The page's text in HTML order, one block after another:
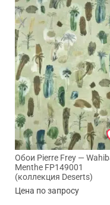
Обои Pierre Frey —
Menthe FP149001
(коллекция Deserts)
Цена по запросу